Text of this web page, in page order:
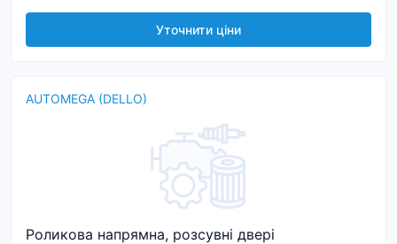
Уточнити ціни
AUTOMEGA (DELLO)
Роликова напрямна, розсувні двері